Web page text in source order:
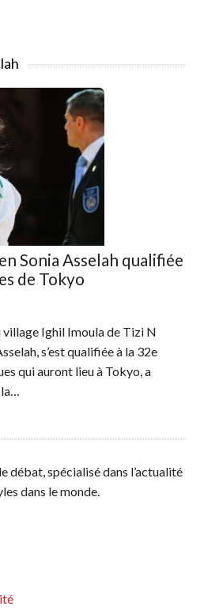
Sonia Asselah qualifiée
de Tokyo
Ighil Imoula de Tizi N
s’est qualifiée à la 32e
qui auront lieu à Tokyo, a
la…
débat, spécialisé dans l’actualité
dans le monde.